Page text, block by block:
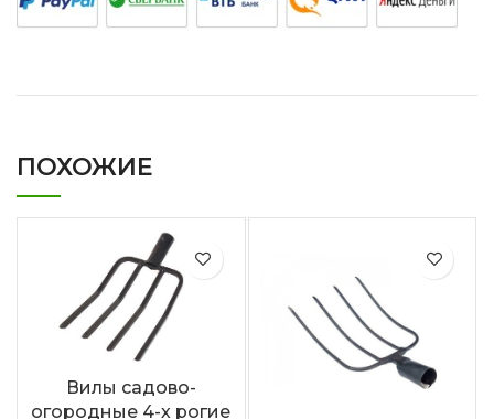
ПОХОЖИЕ
Вилы садово-
огородные 4-х рогие